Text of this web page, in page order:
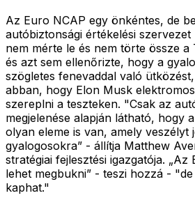
Az Euro NCAP egy önkéntes, de
autóbiztonsági értékelési
nem mérte le és nem törte össze
és azt sem ellenőrizte, hogy a
szögletes fenevaddal való
abban, hogy Elon Musk
szereplni a teszteken. "Csak az
megjelenése alapján látható, hogy
olyan eleme is van, amely veszélyt
gyalogosokra” - állítja Matthew
stratégiai fejlesztési igazgatója.
lehet megbukni” - teszi hozzá -
kaphat."